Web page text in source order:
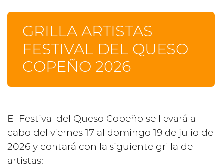
GRILLA ARTISTAS
FESTIVAL DEL QUESO
COPEÑO 2026
El Festival del Queso Copeño se llevará a
cabo del viernes 17 al domingo 19 de julio de
2026 y contará con la siguiente grilla de
artistas: